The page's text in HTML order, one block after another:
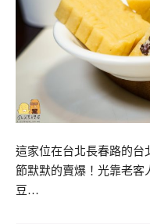
這家位在台北長春路的台
節默默的賣爆！光靠老客
豆…